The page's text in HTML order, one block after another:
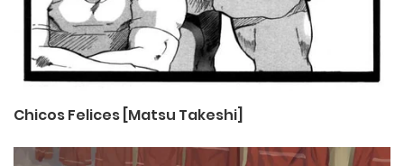
Chicos Felices [Matsu Takeshi]